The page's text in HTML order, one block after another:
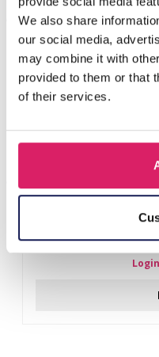
We also share
our social media,
may combine it with
provided to them or that
of their services.
Anderen kochten ook